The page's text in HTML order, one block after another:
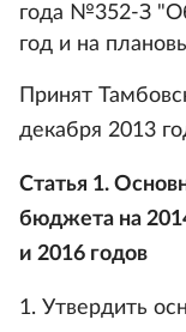
года №352-З
год и на
Принят
декабря 2013
Статья 1.
бюджета на
и 2016 годов
1. Утвердить